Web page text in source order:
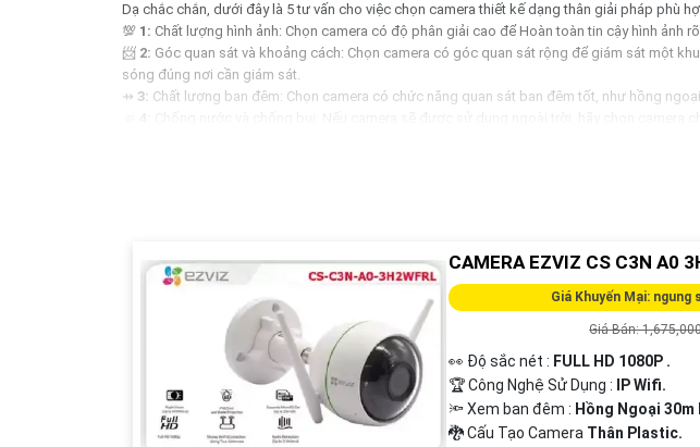
Dạ chắc chắn, dưới đây là 5 tư vấn cho việc chọn camera thiết kế dạng thân giải pháp phù
💯 1: Chất lượng hình ảnh: Chọn camera có độ phân giải cao để Hoàn toàn tin cậy hình
📨 2: Góc quan sát và khoảng cách: Chọn camera có góc quan sát rộng để giám sát một
sóng đúng nơi cần giám sát.
⇸ 3: Chất lượng ban đêm: Chọn camera có chức năng quan sát ban đêm tốt, như hồng
Tính năng thông minh: Nếu muốn tăng cường tính năng, hãy chọn camera có khả
Hy vọng những tư vấn trên sẽ giúp bạn chọn được camera thiết kế dạng thân giải pháp
CAMERA EZVIZ CS C3N A0
Giá Khuyến Mại: ngung
Giá Bán:
👀 Độ sắc nét : FULL HD 1080P .
🏆 Công Nghệ Sử Dụng :
IP Wifi.
🔦 Xem ban đêm : Hồng Ngoại
🐉️ Cấu Tạo Camera Thân Plastic.